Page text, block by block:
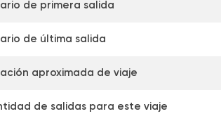
de primera salida
de última salida
aproximada de viaje
de salidas para este viaje